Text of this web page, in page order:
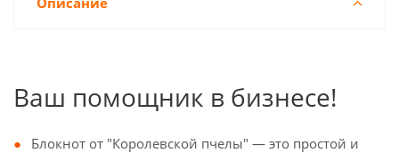
Ваш помощник в бизнесе!
Блокнот от "Королевской пчелы" — это простой и